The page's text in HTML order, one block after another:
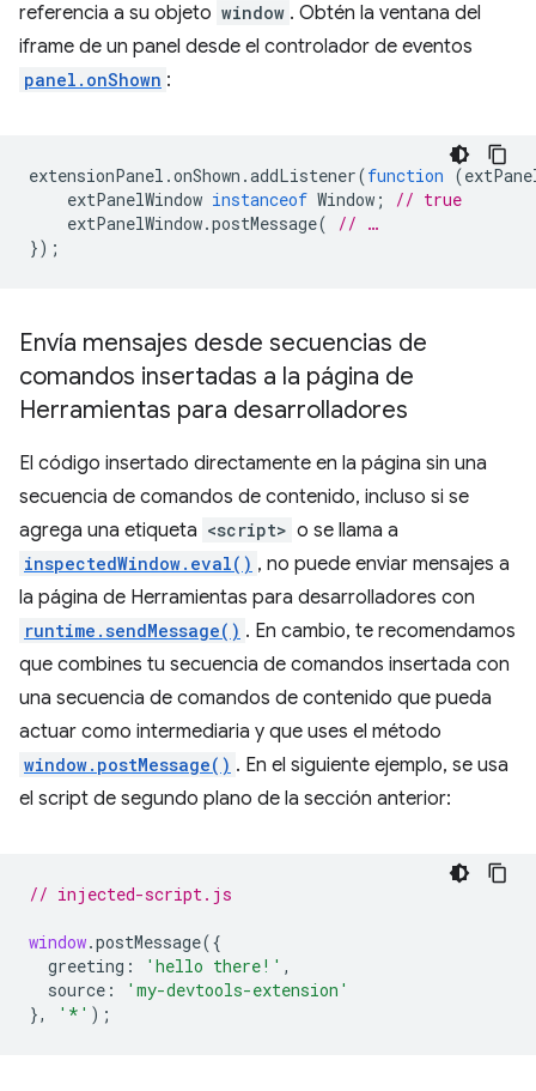
referencia a su objeto window . Obtén la ventana del
iframe de un panel desde el controlador de eventos
panel.onShown :
extensionPanel .onShown .addListener(function (
extPanelWindow instanceof Window ;
// true
extPanelWindow.postMessage(
// …
});
Envía mensajes desde secuencias de
comandos insertadas a la página de
Herramientas para desarrolladores
El código insertado directamente en la página sin una
secuencia de comandos de contenido, incluso si se
agrega una etiqueta <script> o se llama a
inspectedWindow.eval() , no puede enviar mensajes a
la página de Herramientas para desarrolladores con
runtime.sendMessage() . En cambio, te recomendamos
que combines tu secuencia de comandos insertada con
una secuencia de comandos de contenido que pueda
actuar como intermediaria y que uses el método
window.postMessage() . En el siguiente ejemplo, se usa
el script de segundo plano de la sección anterior:
// injected-script.js
window.postMessage({
greeting : 'hello there!' ,
source :
'my-devtools-extension'
},
'*' );